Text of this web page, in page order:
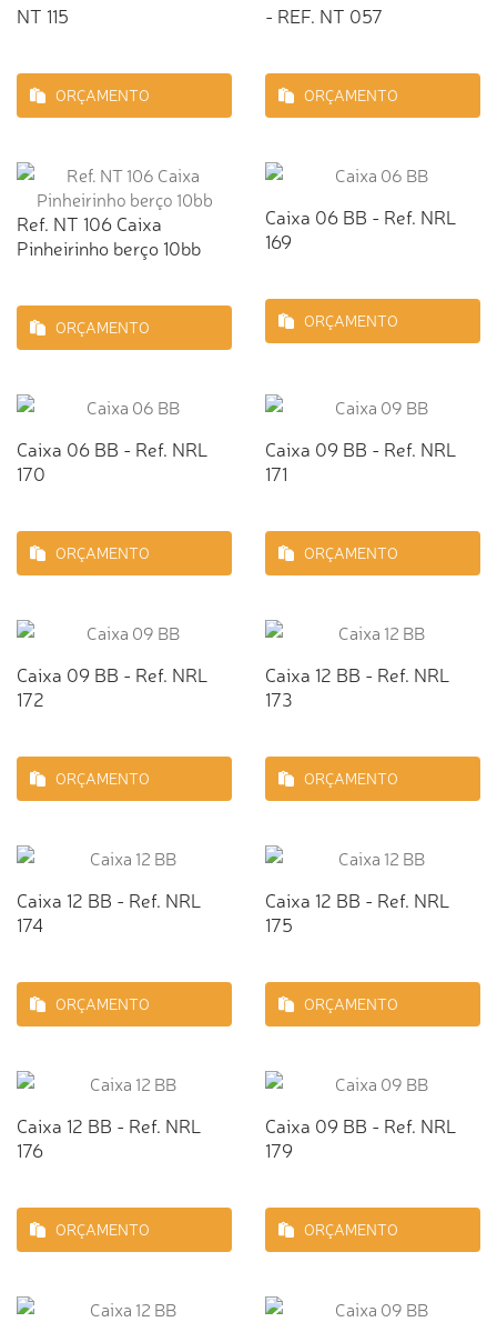
NT 115
ORÇAMENTO
- REF. NT 057
ORÇAMENTO
Ref. NT 106 Caixa
Pinheirinho berço 10bb
ORÇAMENTO
Caixa 06 BB - Ref. NRL
169
ORÇAMENTO
Caixa 06 BB - Ref. NRL
170
ORÇAMENTO
Caixa 09 BB - Ref. NRL
171
ORÇAMENTO
Caixa 09 BB - Ref. NRL
172
ORÇAMENTO
Caixa 12 BB - Ref. NRL
173
ORÇAMENTO
Caixa 12 BB - Ref. NRL
174
ORÇAMENTO
Caixa 12 BB - Ref. NRL
175
ORÇAMENTO
Caixa 12 BB - Ref. NRL
176
ORÇAMENTO
Caixa 09 BB - Ref. NRL
179
ORÇAMENTO